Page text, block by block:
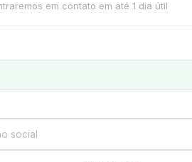
em contato em até 1 dia útil